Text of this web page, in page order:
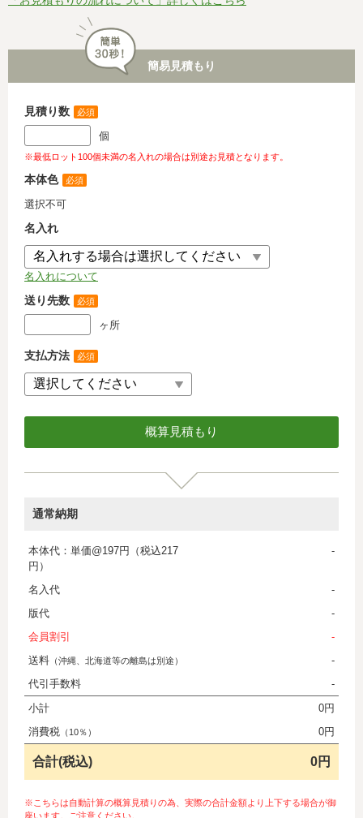
簡易見積もり
見積り数 必須
個
※最低ロット100個未満の名入れの場合は別途お見積となります。
本体色 必須
選択不可
名入れ
名入れについて
送り先数 必須
ヶ所
支払方法 必須
通常納期
本体代：単価@197円（税込217
円）
-
名入代
-
版代
-
会員割引
-
送料 （沖縄、北海道等の離島は別途）
-
代引手数料
-
小計
0円
消費税 （10％） 0円
合計(税込) 0円
※こちらは自動計算の概算見積りの為、実際の合計金額より上下する場合が御
座います。ご注意ください。